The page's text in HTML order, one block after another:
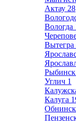
Актау 28
Вологда
Вытегра
Рыбинск
Углич 1
Калуга
Обнинск